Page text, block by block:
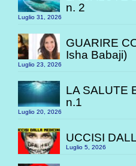
n. 2
Luglio 31, 2026
GUARIRE
Isha Babaji)
Luglio 23, 2026
LA SALUTE
n.1
Luglio 20, 2026
UCCISI
Luglio 5, 2026